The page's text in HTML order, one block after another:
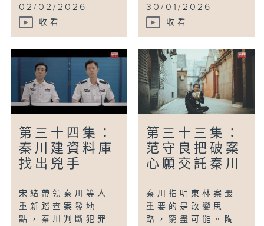
02/02/2026
收看
30/01/2026
收看
第三十四集：
秦川建資料庫
找出兇手
宋緒帶領秦川等人
重新踏查案發地
點，秦川判斷犯罪
第三十三集：
范守良把破案
心願交託秦川
秦川指明東林案最
重要的是改變思
路，窮盡可能。陶